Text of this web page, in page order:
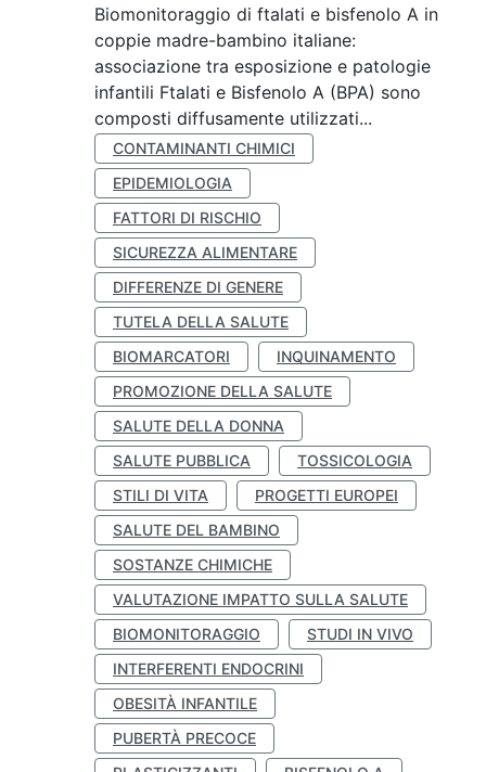
Biomonitoraggio di ftalati e bisfenolo A in
coppie madre-bambino italiane:
associazione tra esposizione e patologie
infantili Ftalati e Bisfenolo A (BPA) sono
composti diffusamente utilizzati...
CONTAMINANTI CHIMICI
EPIDEMIOLOGIA
FATTORI DI RISCHIO
SICUREZZA ALIMENTARE
DIFFERENZE DI GENERE
TUTELA DELLA SALUTE
BIOMARCATORI
INQUINAMENTO
PROMOZIONE DELLA SALUTE
SALUTE DELLA DONNA
SALUTE PUBBLICA
TOSSICOLOGIA
STILI DI VITA
PROGETTI EUROPEI
SALUTE DEL BAMBINO
SOSTANZE CHIMICHE
VALUTAZIONE IMPATTO SULLA SALUTE
BIOMONITORAGGIO
STUDI IN VIVO
INTERFERENTI ENDOCRINI
OBESITÀ INFANTILE
PUBERTÀ PRECOCE